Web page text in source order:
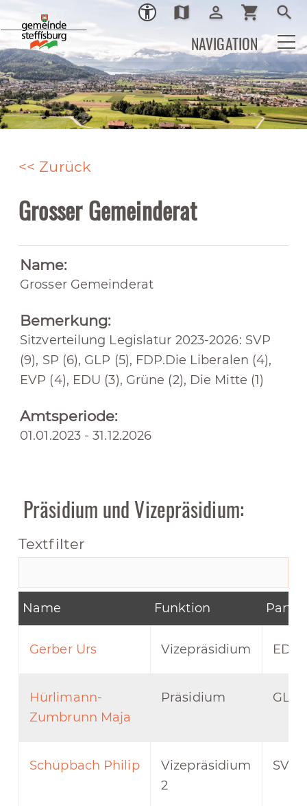
Ortsplan
map Login
person_outline shopping_cart search
NAVIGATION
<< Zurück
Grosser Gemeinderat
Name:
Grosser Gemeinderat
Bemerkung:
Sitzverteilung Legislatur 2023-2026: SVP
(9), SP (6), GLP (5), FDP.Die Liberalen (4),
EVP (4), EDU (3), Grüne (2), Die Mitte (1)
Amtsperiode:
01.01.2023 - 31.12.2026
Präsidium und Vizepräsidium:
Textfilter
Name Funktion Partei
Gerber Urs Vizepräsidium EDU
Hürlimann-
Zumbrunn Maja
Präsidium GLP
Schüpbach Philip
Vizepräsidium
2
SVP